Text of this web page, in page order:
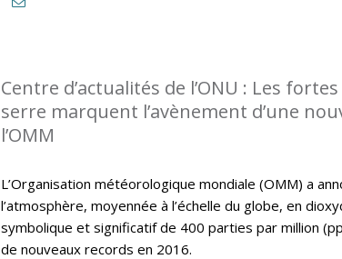
Centre d’actualités de l’ONU : Les
serre marquent l’avènement d’une
l’OMM
L’Organisation météorologique mondiale (OMM) a
l’atmosphère, moyennée à l’échelle du globe, en
symbolique et significatif de 400 parties par million
de nouveaux records en 2016.